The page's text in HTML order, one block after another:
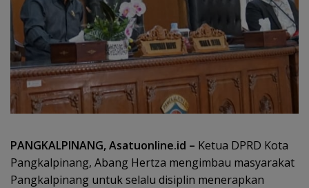
PANGKALPINANG, Asatuonline.id – Ketua DPRD Kota
Pangkalpinang, Abang Hertza mengimbau masyarakat
Pangkalpinang untuk selalu disiplin menerapkan